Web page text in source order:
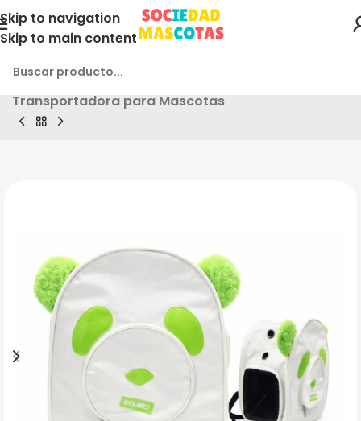
Skip to navigation
Skip to main content
Inicio Producto 2und. (14.850 c/u) – Mochila
Transportadora para Mascotas